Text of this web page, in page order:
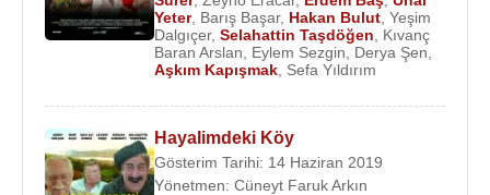
2017yılında yönetmenliğiniİlker Sarı'nın yaptığı
" adlı sinema filminde başrolünde
Yavru,Murat Parasayar ,Haldun Boysan
Nilüfer Aydanbirlikte oynadılar.
Yeter, Barış Başar, Hakan Bulut Yeşim
Dalgıçer, Selahattin Taşdöğen
Kıvanç
Baran Arslan
Eylem Sezgin Derya Şen
Aşkım Kapışmak Sefa Yıldırım
Hayalimdeki Köy
Gösterim Tarihi: 14 Haziran 2019
Yönetmen: Cüneyt Faruk Arkın